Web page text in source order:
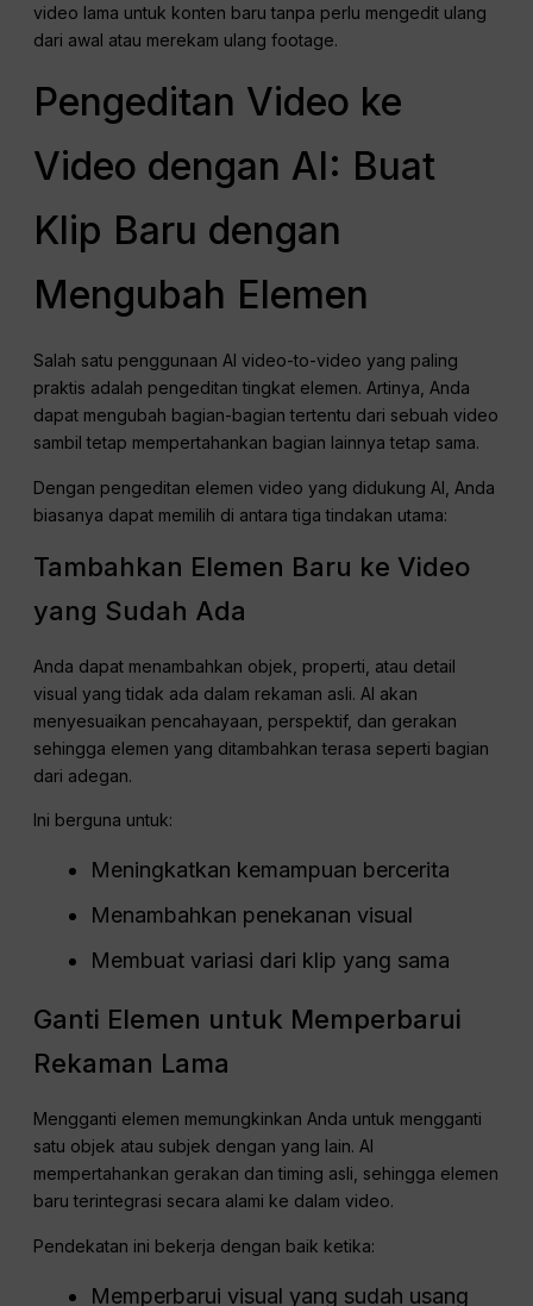
video lama untuk konten baru tanpa perlu mengedit ulang
dari awal atau merekam ulang footage.
Pengeditan Video ke
Video dengan AI: Buat
Klip Baru dengan
Mengubah Elemen
Salah satu penggunaan AI video-to-video yang paling
praktis adalah pengeditan tingkat elemen. Artinya, Anda
dapat mengubah bagian-bagian tertentu dari sebuah video
sambil tetap mempertahankan bagian lainnya tetap sama.
Dengan pengeditan elemen video yang didukung AI, Anda
biasanya dapat memilih di antara tiga tindakan utama:
Tambahkan Elemen Baru ke Video
yang Sudah Ada
Anda dapat menambahkan objek, properti, atau detail
visual yang tidak ada dalam rekaman asli. AI akan
menyesuaikan pencahayaan, perspektif, dan gerakan
sehingga elemen yang ditambahkan terasa seperti bagian
dari adegan.
Ini berguna untuk:
Meningkatkan kemampuan bercerita
Menambahkan penekanan visual
Membuat variasi dari klip yang sama
Ganti Elemen untuk Memperbarui
Rekaman Lama
Mengganti elemen memungkinkan Anda untuk mengganti
satu objek atau subjek dengan yang lain. AI
mempertahankan gerakan dan timing asli, sehingga elemen
baru terintegrasi secara alami ke dalam video.
Pendekatan ini bekerja dengan baik ketika:
Memperbarui visual yang sudah usang